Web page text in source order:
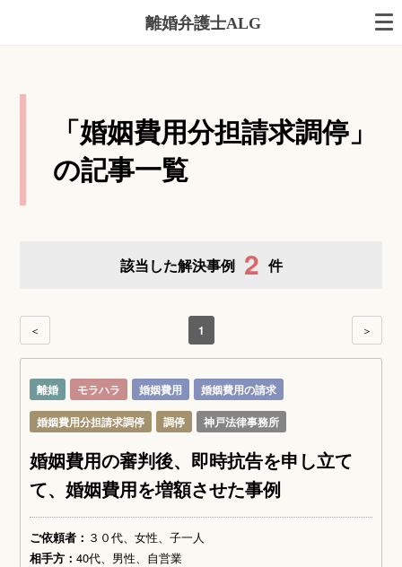
離婚弁護士ALG
「婚姻費用分担請求調停」
の記事一覧
該当した解決事例 2 件
＜ 1 ＞
離婚 モラハラ 婚姻費用
婚姻費用の請求
婚姻費用分担請求調停
調停 神戸法律事務所
婚姻費用の審判後、即時抗告を申し立て
て、婚姻費用を増額させた事例
ご依頼者： ３０代、女性、子一人
相手方：40代、男性、自営業